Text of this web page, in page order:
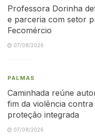
Professora Dorinha
e parceria com setor
Fecomércio
07/08/2026
PALMAS
Caminhada reúne
fim da violência
proteção integrada
07/08/2026